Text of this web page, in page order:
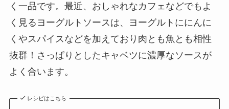
く一品です。最近、おしゃれなカフェなどでもよ
く見るヨーグルトソースは、ヨーグルトににんに
くやスパイスなどを加えており肉とも魚とも相性
抜群！さっぱりとしたキャベツに濃厚なソースが
よく合います。
レシピはこちら